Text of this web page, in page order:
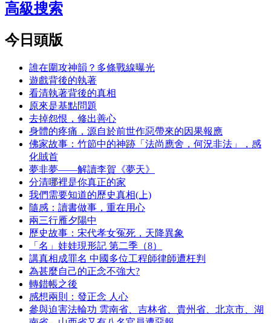
高級搜索
今日頭版
誰在圍攻神韻？多條戰線曝光
遊戲背後的執著
看清執著背後的真相
原來是基點問題
去掉怨恨，修出善心
身體的疼痛，源自於前世作惡帶來的因果報應
佛家故事：竹節中的神跡「法尚應舍，何況非法」，感
化賊首
夢非夢——解讀李賀《夢天》
分清哪裡是你真正的家
我們需要知道的歷史真相(上)
隨感：讀書做事，重在用心
兩三行雁夕陽中
歷史故事：宋代孝女冤死，天降異象
「名」娃娃現形記 第二季（8）
講真相成罪名 中國多位工程師律師遭枉判
為甚麼自己的正念不強大?
轉錯帳之後
感想兩則：發正念 人心
參與迫害法輪功 雲南省、吉林省、貴州省、北京市、湖